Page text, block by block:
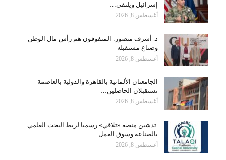
إسرائيل ويلتقى…
أغسطس 8, 2026
د. أشرف منصور: المتفوقون هم رأس مال الوطن
وصناع مستقبله
أغسطس 8, 2026
الجامعتان الألمانية بالقاهرة والدولية بالعاصمة
تستقبلان الحاصلين…
أغسطس 8, 2026
تدشين منصة «تلاقي» رسميا لربط البحث العلمي
بالصناعة وسوق العمل
أغسطس 8, 2026